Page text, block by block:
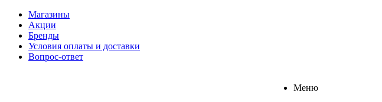
Магазины
Акции
Бренды
Условия оплаты и доставки
Вопрос-ответ
Меню